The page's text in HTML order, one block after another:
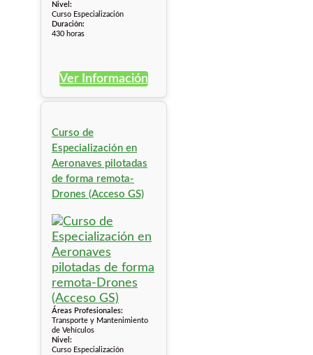
Nivel:
Curso Especialización
Duración:
430 horas
Ver Información
Curso de
Especialización en
Aeronaves pilotadas
de forma remota-
Drones (Acceso GS)
Áreas Profesionales:
Transporte y Mantenimiento
de Vehículos
Nivel:
Curso Especialización